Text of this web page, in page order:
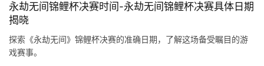
永劫无间锦鲤杯决赛时间-永劫无间锦鲤杯决赛具体日期
揭晓
探索《永劫无间》锦鲤杯决赛的准确日期，了解这场备受瞩目的游
戏赛事。